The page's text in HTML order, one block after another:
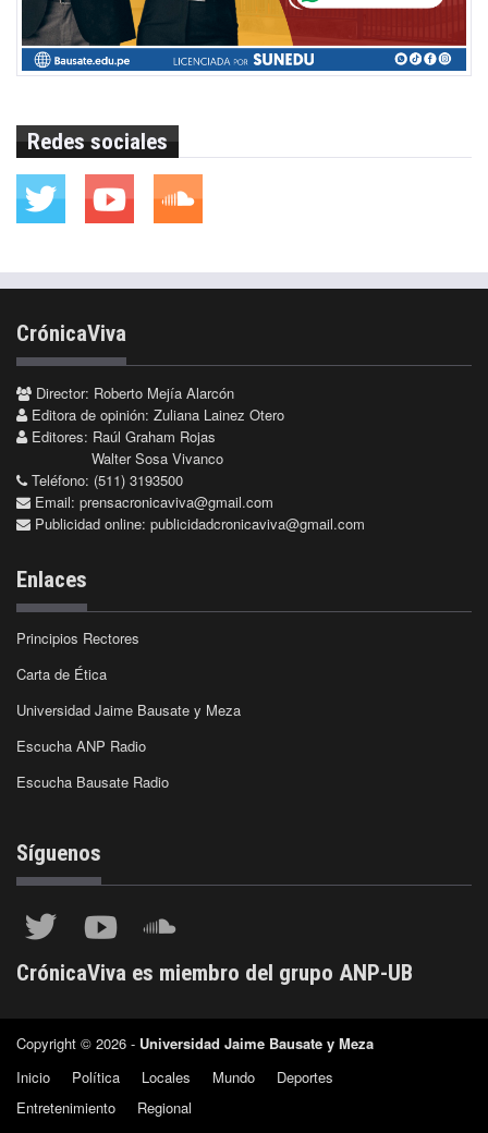
Redes sociales
CrónicaViva
Director: Roberto Mejía Alarcón
Editora de opinión: Zuliana Lainez Otero
Editores: Raúl Graham Rojas
Walter Sosa Vivanco
Teléfono: (511) 3193500
Email: prensacronicaviva@gmail.com
Publicidad online: publicidadcronicaviva@gmail.com
Enlaces
Principios Rectores
Carta de Ética
Universidad Jaime Bausate y Meza
Escucha ANP Radio
Escucha Bausate Radio
Síguenos
CrónicaViva es miembro del grupo ANP-UB
Copyright © 2026 - Universidad Jaime Bausate y Meza
Inicio
Política Locales Mundo
Deportes
Entretenimiento
Regional